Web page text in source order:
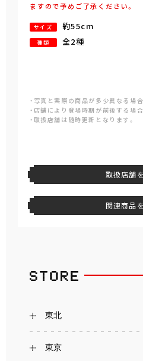
ますので予めご了承ください。
サイズ 約55cm
種類 全2種
・写真と実際の商品が多少異なる場
・店舗により登場時期が前後する場
・取扱店舗は随時更新となります。
取扱店舗
関連商品
東北
東京